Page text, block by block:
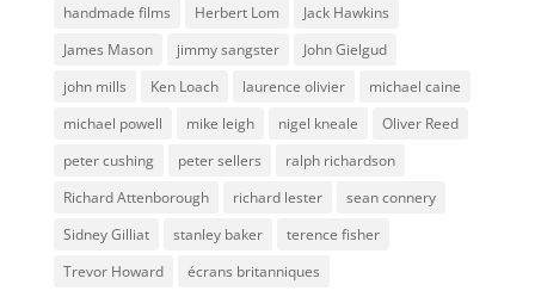
handmade films
Herbert Lom
Jack Hawkins
James Mason
jimmy sangster
John Gielgud
john mills
Ken Loach laurence olivier
michael caine
michael powell
mike leigh nigel kneale
Oliver Reed
peter cushing
peter sellers
ralph richardson
Richard Attenborough
richard lester
sean connery
Sidney Gilliat
stanley baker
terence fisher
Trevor Howard
écrans britanniques